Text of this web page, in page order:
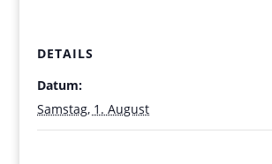
DETAILS
Datum:
Samstag, 1. August